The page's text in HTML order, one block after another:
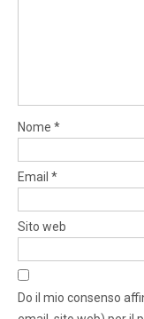
Nome *
Email *
Sito web
Do il mio consenso